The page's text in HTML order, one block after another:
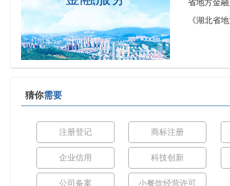
省地方金
《湖北省
猜你需要
注册登记 商标注册
企业信用 科技创新
公司备案 小餐饮经营许可